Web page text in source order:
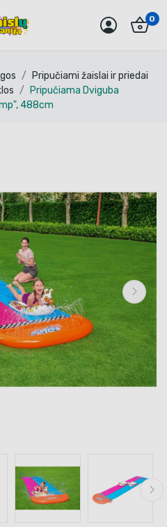
0
Pripučiami žaislai ir priedai
Pripučiama Dviguba
488cm